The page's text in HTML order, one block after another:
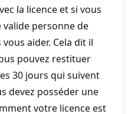
la licence et si vous
valide personne de
aider. Cela dit il
pouvez restituer
30 jours qui suivent
devez posséder une
votre licence est